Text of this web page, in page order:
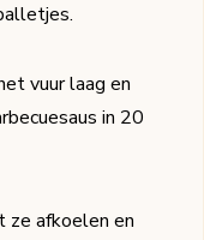
vuur laag en
in 20
ze afkoelen en